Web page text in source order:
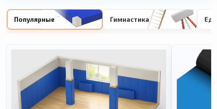
Популярные Гимнастика